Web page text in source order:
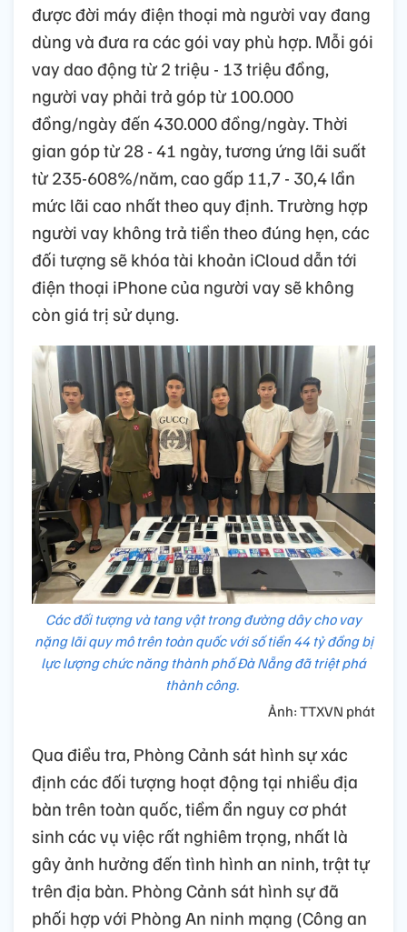
được đời máy điện thoại mà người vay đang
dùng và đưa ra các gói vay phù hợp. Mỗi gói
vay dao động từ 2 triệu - 13 triệu đồng,
người vay phải trả góp từ 100.000
đồng/ngày đến 430.000 đồng/ngày. Thời
gian góp từ 28 - 41 ngày, tương ứng lãi suất
từ 235-608%/năm, cao gấp 11,7 - 30,4 lần
mức lãi cao nhất theo quy định. Trường hợp
người vay không trả tiền theo đúng hẹn, các
đối tượng sẽ khóa tài khoản iCloud dẫn tới
điện thoại iPhone của người vay sẽ không
còn giá trị sử dụng.
Các đối tượng và tang vật trong đường dây cho vay
nặng lãi quy mô trên toàn quốc với số tiền 44 tỷ đồng bị
lực lượng chức năng thành phố Đà Nẵng đã triệt phá
thành công.
Ảnh: TTXVN phát
Qua điều tra, Phòng Cảnh sát hình sự xác
định các đối tượng hoạt động tại nhiều địa
bàn trên toàn quốc, tiềm ẩn nguy cơ phát
sinh các vụ việc rất nghiêm trọng, nhất là
gây ảnh hưởng đến tình hình an ninh, trật tự
trên địa bàn. Phòng Cảnh sát hình sự đã
phối hợp với Phòng An ninh mạng (Công an